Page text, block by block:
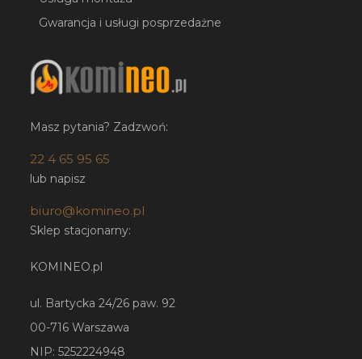
Gwarancja i usługi posprzedażne
Masz pytania? Zadzwoń:
22 4 65 95 65
lub napisz
biuro@komineo.pl
Sklep stacjonarny:
KOMINEO.pl
ul. Bartycka 24/26 paw. 92
00-716 Warszawa
NIP: 5252224948